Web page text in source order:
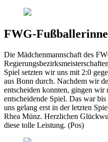
FWG-
Die Mädchenmannschaft des
Spiel setzten wir uns mit 2:0
aus Bonn durch. Nachdem wir
entscheiden konnten, gingen wir
entscheidende Spiel. Das war
uns gelang erst in der letzten
Rhea Münz. Herzlichen
diese tolle Leistung. (Pos)